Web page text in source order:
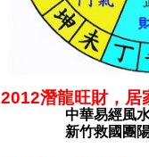
2012潛龍旺財，居
中華易經風
新竹救國團